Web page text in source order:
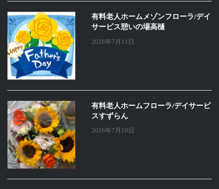
有料老人ホームメゾンフローラ/デイ
サービス憩いの場高樋
2026年7月11日
有料老人ホームフローラ/デイサービ
スすずらん
2026年7月10日